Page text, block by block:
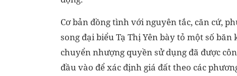
Cơ bản đồng tình vớinguyên tắc, căn cứ,
song đại biểu Tạ Thị Yên bày tỏ một số
chuyển nhượng quyền sử dụng đã được
đầu vào để xác định giá đất theo các